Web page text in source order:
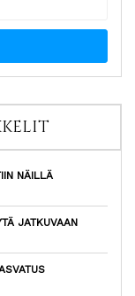
NÄILLÄ
JATKUVAAN